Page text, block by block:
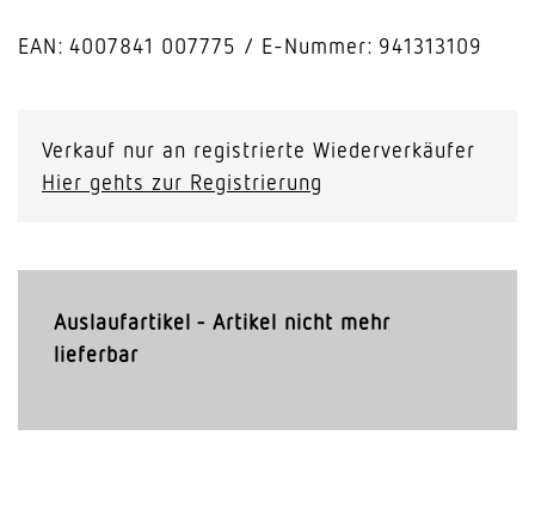
EAN: 4007841 007775 E-Nummer: 941313109
Verkauf nur an registrierte Wiederverkäufer
Hier gehts zur Registrierung
Auslaufartikel - Artikel nicht mehr
lieferbar